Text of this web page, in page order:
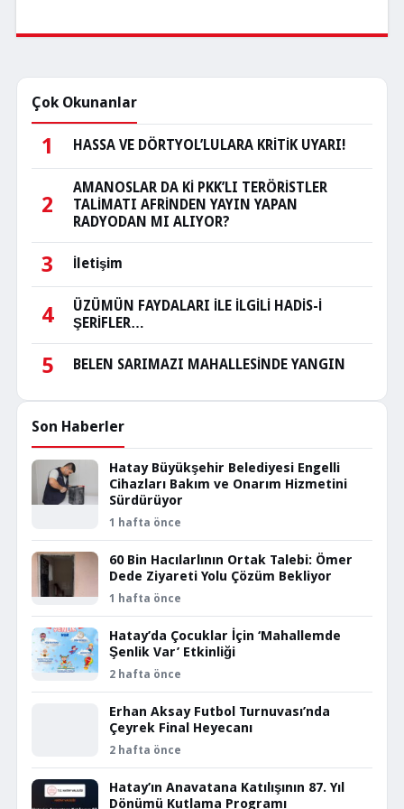
Çok Okunanlar
1 HASSA VE DÖRTYOL’LULARA KRİTİK UYARI!
2
AMANOSLAR DA Kİ PKK’LI TERÖRİSTLER
TALİMATI AFRİNDEN YAYIN YAPAN
RADYODAN MI ALIYOR?
3 İletişim
4
ÜZÜMÜN FAYDALARI İLE İLGİLİ HADİS-İ
ŞERİFLER…
5 BELEN SARIMAZI MAHALLESİNDE YANGIN
Son Haberler
Hatay Büyükşehir Belediyesi Engelli
Cihazları Bakım ve Onarım Hizmetini
Sürdürüyor
1 hafta önce
60 Bin Hacılarlının Ortak Talebi: Ömer
Dede Ziyareti Yolu Çözüm Bekliyor
1 hafta önce
Hatay’da Çocuklar İçin ‘Mahallemde
Şenlik Var’ Etkinliği
2 hafta önce
Erhan Aksay Futbol Turnuvası’nda
Çeyrek Final Heyecanı
2 hafta önce
Hatay’ın Anavatana Katılışının 87. Yıl
Dönümü Kutlama Programı